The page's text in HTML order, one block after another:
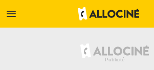
menu